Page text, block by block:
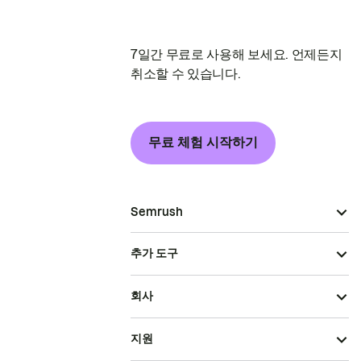
7일간 무료로 사용해 보세요. 언제든지
취소할 수 있습니다.
무료 체험 시작하기
Semrush
추가 도구
회사
지원